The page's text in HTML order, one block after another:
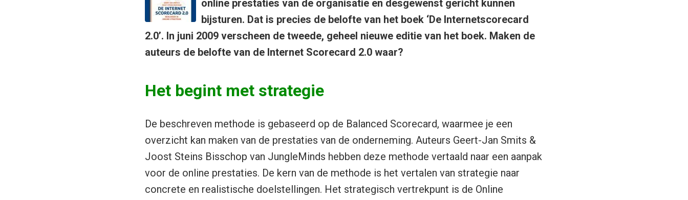
online prestaties van de organisatie en desgewenst gericht kunnen
bijsturen. Dat is precies de belofte van het boek ‘De Internetscorecard
2.0’. In juni 2009 verscheen de tweede, geheel nieuwe editie van het boek. Maken de
auteurs de belofte van de Internet Scorecard 2.0 waar?
Het begint met strategie
De beschreven methode is gebaseerd op de Balanced Scorecard, waarmee je een
overzicht kan maken van de prestaties van de onderneming. Auteurs Geert-Jan Smits &
Joost Steins Bisschop van JungleMinds hebben deze methode vertaald naar een aanpak
voor de online prestaties. De kern van de methode is het vertalen van strategie naar
concrete en realistische doelstellingen. Het strategisch vertrekpunt is de Online